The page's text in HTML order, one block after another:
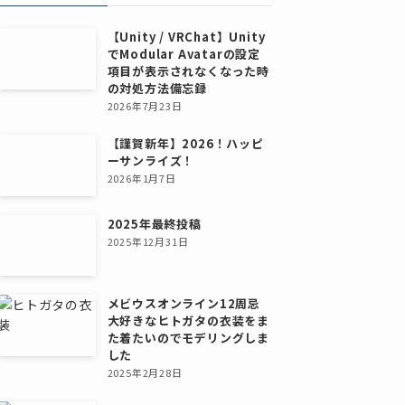
【Unity / VRChat】Unity
でModular Avatarの設定
項目が表示されなくなった時
の対処方法備忘録
2026年7月23日
【謹賀新年】2026！ハッピ
ーサンライズ！
2026年1月7日
2025年最終投稿
2025年12月31日
メビウスオンライン12周忌
大好きなヒトガタの衣装をま
た着たいのでモデリングしま
した
2025年2月28日